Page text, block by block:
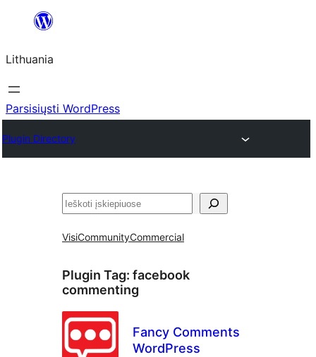
turinio
Lithuania
Parsisiųsti WordPress
Plugin Directory
Paieška
VisiCommunityCommercial
Plugin Tag: facebook
commenting
Fancy Comments
WordPress